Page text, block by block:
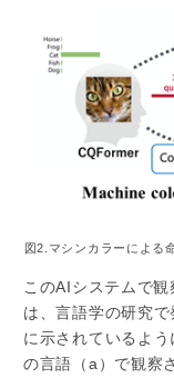
図2.マシンカラーによる
このAIシステムで
は、言語学の研究
に示されているよ
の言語（a）で観察